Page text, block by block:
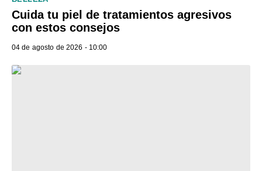
Cuida tu piel de tratamientos agresivos
con estos consejos
04 de agosto de 2026 - 10:00